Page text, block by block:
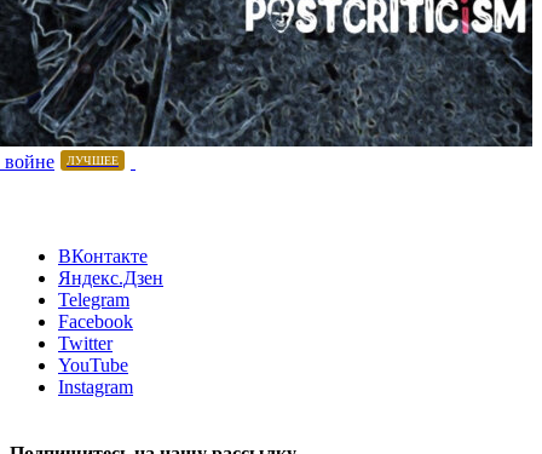
ЛУЧШЕЕ
ВКонтакте
Яндекс.Дзен
Telegram
Facebook
Twitter
YouTube
Instagram